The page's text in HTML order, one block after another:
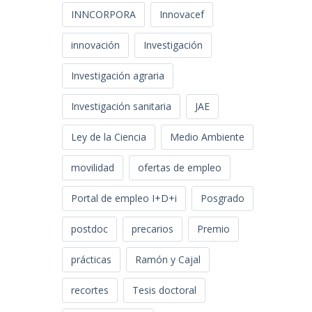
INNCORPORA Innovacef
innovación Investigación
Investigación agraria
Investigación sanitaria JAE
Ley de la Ciencia Medio Ambiente
movilidad ofertas de empleo
Portal de empleo I+D+i Posgrado
postdoc precarios Premio
prácticas Ramón y Cajal
recortes Tesis doctoral